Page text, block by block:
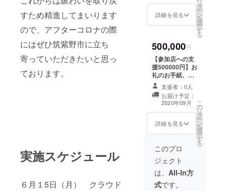
すため精進してまいります
ので、アフターコロナの際
にはぜひ筑紫野市に立ち
寄っていただきたいと思っ
ております。
実施スケジュール
６月１5日（月） クラウド
はまとめて購入
がお得です。
ず「備考欄」に
お名前もしくは
は、「掲載不
要」と備考欄に
ご記入ください
詳細を見る
リ
タ
ー
ン
を
選
択
す
る
500,000円
【参加店への支
援500000円】お
礼のお手紙、ス
テッカー×２、
ホームページに
て支援者様のご
紹介(４カ月) ※必
ず「備考欄」に
お名前もしくは
い。不要の場合
は、「掲載不
要」と備考欄に
ご記入ください
支援者：0人
お届け予定：
2020年09月
詳細を見る
こ
の
リ
タ
ー
ン
を
選
択
す
る
このプロ
ジェクト
は、 All-In方
式です。